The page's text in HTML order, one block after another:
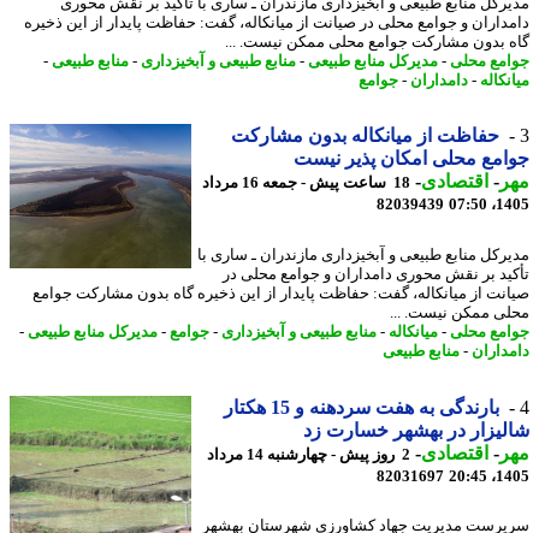
منابع طبیعی و آبخیزداری مازندران ـ ساری با تأکید بر نقش محوری
و جوامع محلی در صیانت از میانکاله، گفت: حفاظت پایدار از این ذخیره
بدون مشارکت جوامع محلی ممکن نیست. ...
محلی-مدیرکل منابع طبیعی-منابع طبیعی و آبخیزداری- منابع طبیعی-
-دامداران - جوامع
حفاظت از میانکاله بدون مشارکت
محلی امکان پذیر نیست
-اقتصادی-
18 ساعت پیش - جمعه 16 مرداد
82039439
منابع طبیعی و آبخیزداری مازندران ـ ساری با
بر نقش محوری دامداران و جوامع محلی در
از میانکاله، گفت: حفاظت پایدار از این ذخیره گاه بدون مشارکت جوامع
ممکن نیست. ...
محلی-میانکاله-منابع طبیعی و آبخیزداری- جوامع- مدیرکل منابع طبیعی-
- منابع طبیعی
بارندگی به هفت سردهنه و 15 هکتار
در بهشهر خسارت زد
-اقتصادی-
2 روز پیش - چهارشنبه 14 مرداد
82031697
مدیریت جهاد کشاورزی شهرستان بهشهر